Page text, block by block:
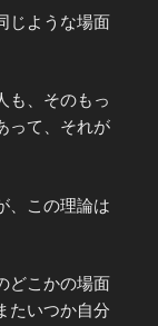
じような場面
も、そのもっ
って、それが
、この理論は
どこかの場面
たいつか自分